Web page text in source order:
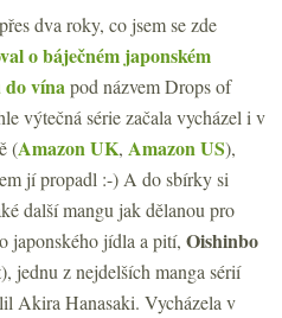
dva roky, co jsem se zde
o báječném japonském
vínapod názvem Drops of
výtečná série začala vycházel i v
(Amazon UK, Amazon US),
jí propadl :-) A do sbírky si
další mangu jak dělanou pro
japonského jídla a pití, Oishinbo
jednu z nejdelších manga sérií
Akira Hanasaki. Vycházela v